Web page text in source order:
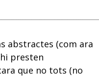
abstractes (com ara
presten
que no tots (no